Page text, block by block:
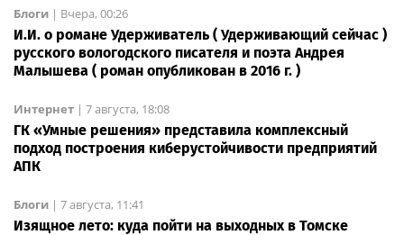
Блоги | Вчера, 00:26
И.И. о романе Удерживатель ( Удерживающий сейчас )
русского вологодского писателя и поэта Андрея
Малышева ( роман опубликован в 2016 г. )
Интернет | 7 августа, 18:08
ГК «Умные решения» представила комплексный
подход построения киберустойчивости предприятий
АПК
Блоги | 7 августа, 11:41
Изящное лето: куда пойти на выходных в Томске